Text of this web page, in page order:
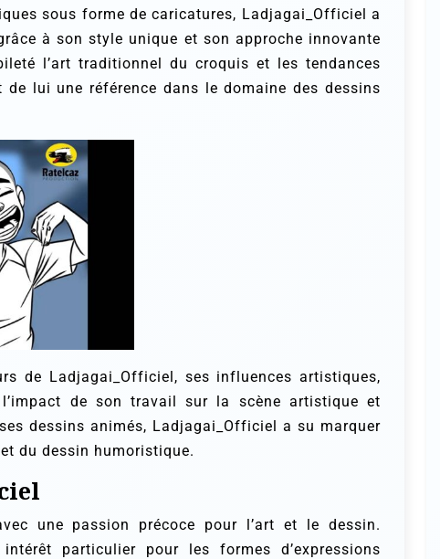
sous forme de caricatures, Ladjagai_Officiel a
à son style unique et son approche innovante
l’art traditionnel du croquis et les tendances
lui une référence dans le domaine des dessins
de Ladjagai_Officiel, ses influences artistiques,
de son travail sur la scène artistique et
dessins animés, Ladjagai_Officiel a su marquer
du dessin humoristique.
une passion précoce pour l’art et le dessin.
particulier pour les formes d’expressions